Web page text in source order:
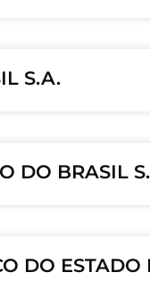
S.A.
DO BRASIL
DO ESTADO